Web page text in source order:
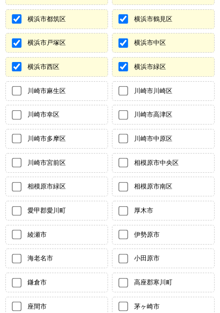
横浜市都筑区 横浜市鶴見区
横浜市戸塚区 横浜市中区
横浜市西区 横浜市緑区
川崎市麻生区 川崎市川崎区
川崎市幸区 川崎市高津区
川崎市多摩区 川崎市中原区
川崎市宮前区 相模原市中央区
相模原市緑区 相模原市南区
愛甲郡愛川町 厚木市
綾瀬市 伊勢原市
海老名市 小田原市
鎌倉市 高座郡寒川町
座間市 茅ヶ崎市